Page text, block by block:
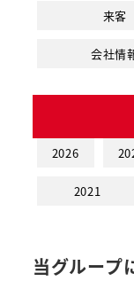
来客
会社情
2026
2021
当グループ